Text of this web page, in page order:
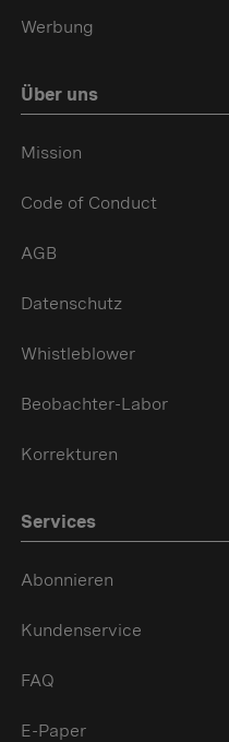
Werbung
Über uns
Mission
Code of Conduct
AGB
Datenschutz
Whistleblower
Beobachter-Labor
Korrekturen
Services
Abonnieren
Kundenservice
FAQ
E-Paper